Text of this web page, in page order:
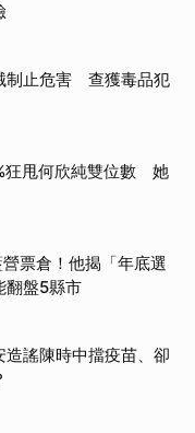
制止危害 查獲毒品犯
狂甩何欣純雙位數 她
票倉！他揭「年底選
翻盤5縣市
謠陳時中擋疫苗、卻